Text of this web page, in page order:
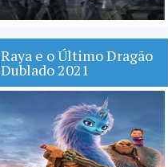
Raya e o Último Dragão
Dublado 2021